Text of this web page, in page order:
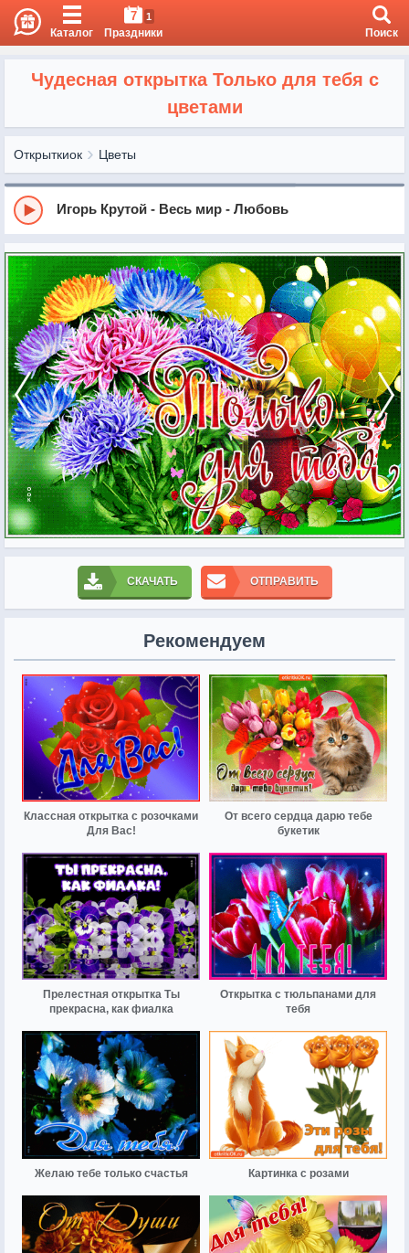
Каталог
7 1
Праздники Поиск
Чудесная открытка Только для тебя с
цветами
Открыткиок Цветы
Игорь Крутой - Весь мир - Любовь
СКАЧАТЬ ОТПРАВИТЬ
Рекомендуем
Классная открытка с розочками
Для Вас!
От всего сердца дарю тебе
букетик
Прелестная открытка Ты
прекрасна, как фиалка
Открытка с тюльпанами для
тебя
Желаю тебе только счастья Картинка с розами